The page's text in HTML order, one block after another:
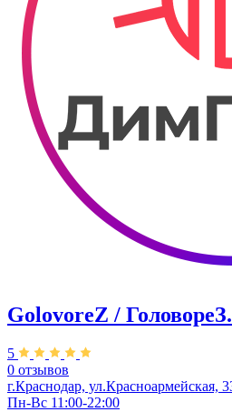
GolovoreZ /
5
0 отзывов
г.Краснодар, ул.Красноармейская,
Пн-Вс 11:00-22:00